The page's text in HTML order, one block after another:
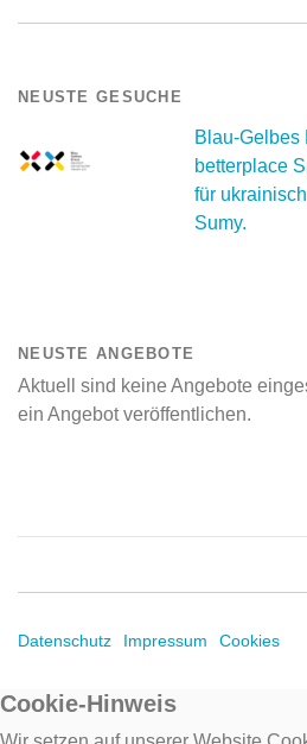
NEUSTE GESUCHE
Blau-Gelbes
betterplace
für
Sumy.
NEUSTE ANGEBOTE
Aktuell sind keine Angebote
ein Angebot veröffentlichen.
Datenschutz Impressum Cookies
Cookie-Hinweis